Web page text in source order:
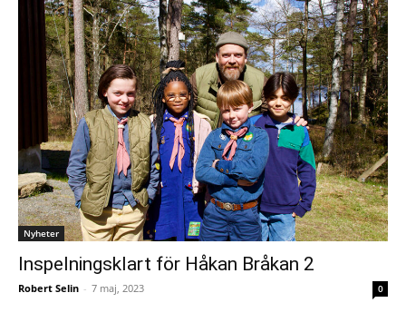
Nyheter
Inspelningsklart för Håkan Bråkan 2
Robert Selin - 7 maj, 2023 0